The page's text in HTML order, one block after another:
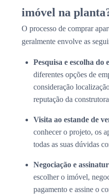
imóvel na
O processo de comprar
geralmente envolve as
Pesquisa e escolha do
diferentes opções de
consideração
reputação da
Visita ao estande de
conhecer o projeto, os
todas as suas dúvidas
Negociação e
escolher o imóvel,
pagamento e assine o